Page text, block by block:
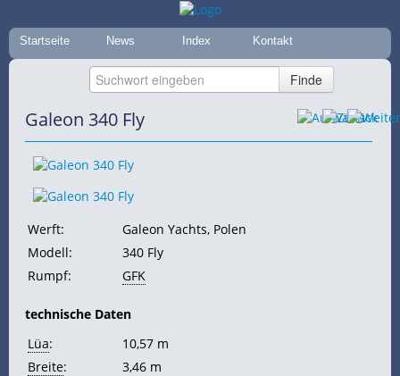
Startseite News Index Kontakt
Galeon 340 Fly
Werft:
Galeon Yachts, Polen
Modell:
340 Fly
Rumpf:
GFK
technische Daten
Lüa:
10,57 m
Breite:
3,46 m